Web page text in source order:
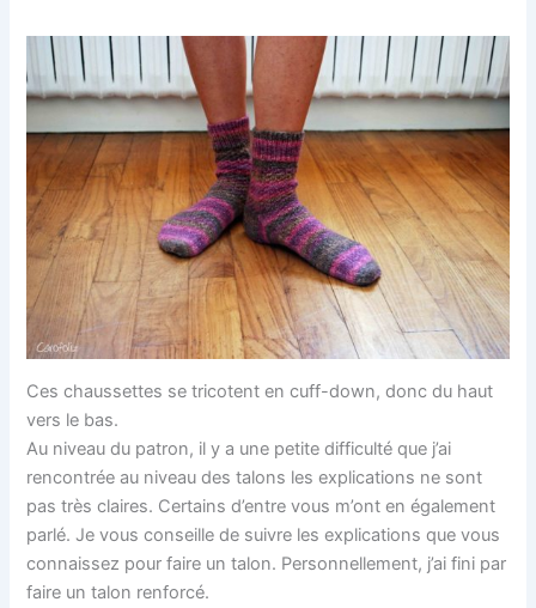
Ces chaussettes se tricotent en cuff-down, donc du haut
vers le bas.
Au niveau du patron, il y a une petite difficulté que j’ai
rencontrée au niveau des talons les explications ne sont
pas très claires. Certains d’entre vous m’ont en également
parlé. Je vous conseille de suivre les explications que vous
connaissez pour faire un talon. Personnellement, j’ai fini par
faire un talon renforcé.